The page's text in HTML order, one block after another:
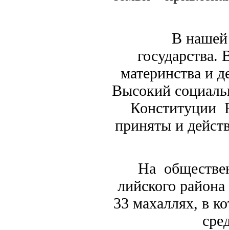
В нашей
материнства и
Высокий
Конституции
приняты и
На
лийского
33 махаллях, в